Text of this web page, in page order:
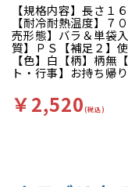
【規格内容】長さ１
【耐冷耐熱温度】７
売形態】バラ＆単袋
質】ＰＳ【補足２】
【色】白【柄】柄無
ト・行事】お持ち帰
祭、バザー、お祭り、
り、文化祭、屋台、
店、ＢＢＱ、バーベ
パーティー イベン
￥2,520(税込)